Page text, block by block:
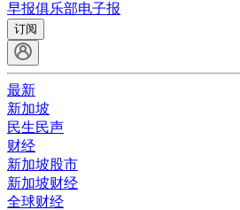
早报俱乐部电子报
订阅
最新
新加坡
民生民声
财经
新加坡股市
新加坡财经
全球财经